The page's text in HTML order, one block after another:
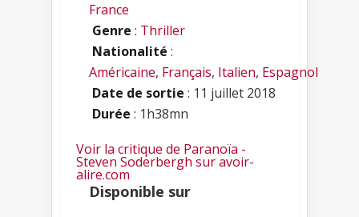
France
Genre : Thriller
Nationalité :
Américaine, Français, Italien, Espagnol
Date de sortie : 11 juillet 2018
Durée : 1h38mn
Voir la critique de Paranoïa -
Steven Soderbergh sur avoir-
alire.com
Disponible sur